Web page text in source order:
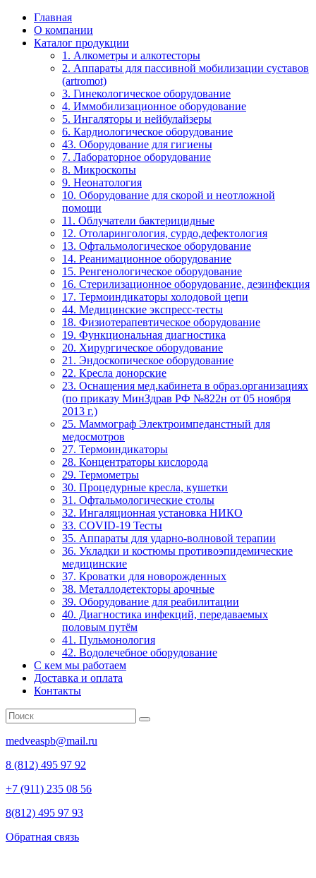
Главная
О компании
Каталог продукции
1. Алкометры и алкотесторы
2. Аппараты для пассивной мобилизации суставов
(artromot)
3. Гинекологическое оборудование
4. Иммобилизационное оборудование
5. Ингаляторы и нейбулайзеры
6. Кардиологическое оборудование
43. Оборудование для гигиены
7. Лабораторное оборудование
8. Микроскопы
9. Неонатология
10. Оборудование для скорой и неотложной
помощи
11. Облучатели бактерицидные
12. Отоларингология, сурдо,дефектология
13. Офтальмологическое оборудование
14. Реанимационное оборудование
15. Ренгенологическое оборудование
16. Стерилизационное оборудование, дезинфекция
17. Термоиндикаторы холодовой цепи
44. Медицинские экспресс-тесты
18. Физиотерапевтическое оборудование
19. Функциональная диагностика
20. Хирургическое оборудование
21. Эндоскопическое оборудование
22. Кресла донорские
23. Оснащения мед.кабинета в образ.организациях
(по приказу МинЗдрав РФ №822н от 05 ноября
2013 г.)
25. Маммограф Электроимпеданстный для
медосмотров
27. Термоиндикаторы
28. Концентраторы кислорода
29. Термометры
30. Процедурные кресла, кушетки
31. Офтальмологические столы
32. Ингаляционная установка НИКО
33. COVID-19 Тесты
35. Аппараты для ударно-волновой терапии
36. Укладки и костюмы противоэпидемические
медицинские
37. Кроватки для новорожденных
38. Металлодетекторы арочные
39. Оборудование для реабилитации
40. Диагностика инфекций, передаваемых
половым путём
41. Пульмонология
42. Водолечебное оборудование
С кем мы работаем
Доставка и оплата
Контакты
medveaspb@mail.ru
8 (812) 495 97 92
+7 (911) 235 08 56
8(812) 495 97 93
Обратная связь